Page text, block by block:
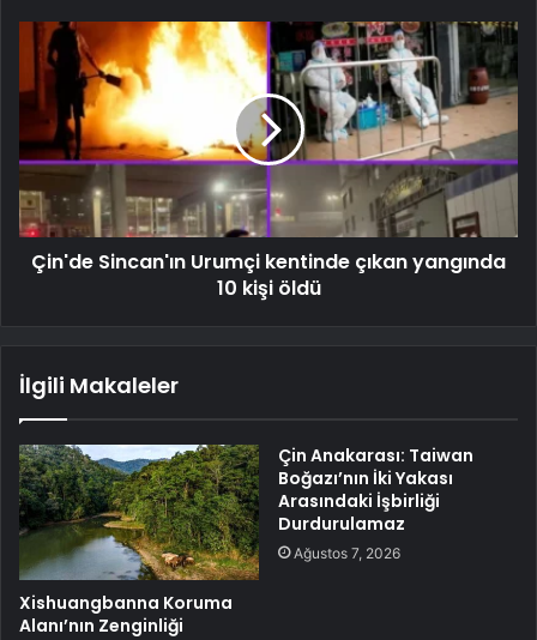
Çin'de Sincan'ın Urumçi kentinde çıkan yangında
10 kişi öldü
İlgili Makaleler
Xishuangbanna Koruma
Alanı’nın Zenginliği
Çin Anakarası: Taiwan
Boğazı’nın İki Yakası
Arasındaki İşbirliği
Durdurulamaz
Ağustos 7, 2026